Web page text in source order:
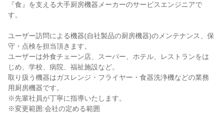
『食』を支える大手厨房機器メーカーのサービスエンジニアで
す。
ユーザー訪問による機器(自社製品の厨房機器)のメンテナンス、保
守・点検を担当頂きます。
ユーザーは外食チェーン店、スーパー、ホテル、レストランをは
じめ、学校、病院、福祉施設など。
取り扱う機器はガスレンジ・フライヤー・食器洗浄機などの業務
用厨房機器です。
※先輩社員が丁寧に指導いたします。
※変更範囲:会社の定める範囲